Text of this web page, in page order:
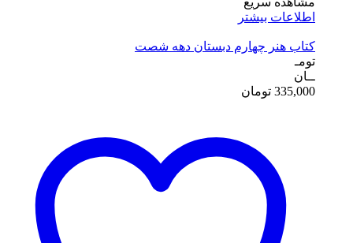
اطلاعات بیشتر
کتاب هنر چهارم دبستان دهه شصت
تومـ
ــان
335,000 تومان